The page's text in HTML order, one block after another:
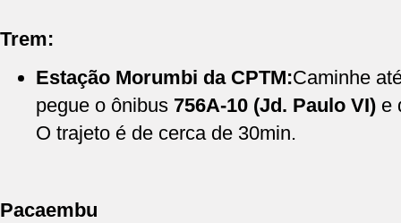
Trem:
Estação Morumbi da CPTM:Caminhe
pegue o ônibus 756A-10 (Jd. Paulo VI) e
O trajeto é de cerca de 30min.
Pacaembu